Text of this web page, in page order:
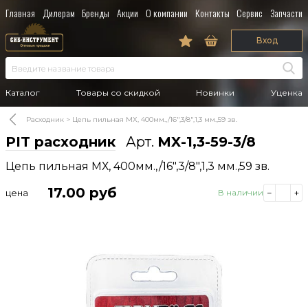
Главная Дилерам Бренды Акции О компании Контакты Сервис Запчасти
Каталог Товары со скидкой Новинки Уценка
Вход
Расходник Цепь пильная МХ, 400мм.,/16",3/8",1,3 мм.,59 зв.
PIT расходник Арт. MX-1,3-59-3/8
Цепь пильная МХ, 400мм.,/16",3/8",1,3 мм.,59 зв.
цена 17.00 руб В наличии